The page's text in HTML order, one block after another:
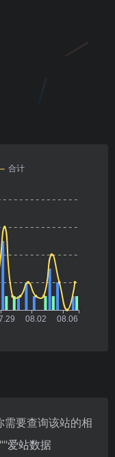
需要查询该站的相
""爱站数据